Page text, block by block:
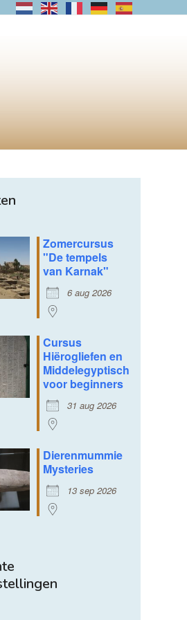
Zomercursus
"De tempels
van Karnak"
6 aug 2026
Cursus
Hiërogliefen en
Middelegyptisch
voor beginners
31 aug 2026
Dierenmummie
Mysteries
13 sep 2026